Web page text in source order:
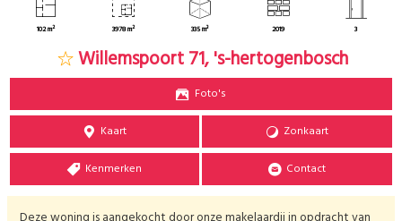
102 m² 3978 m² 335 m³ 2019 3
Willemspoort 71, 's-hertogenbosch
Foto's
Kaart Zonkaart
Kenmerken Contact